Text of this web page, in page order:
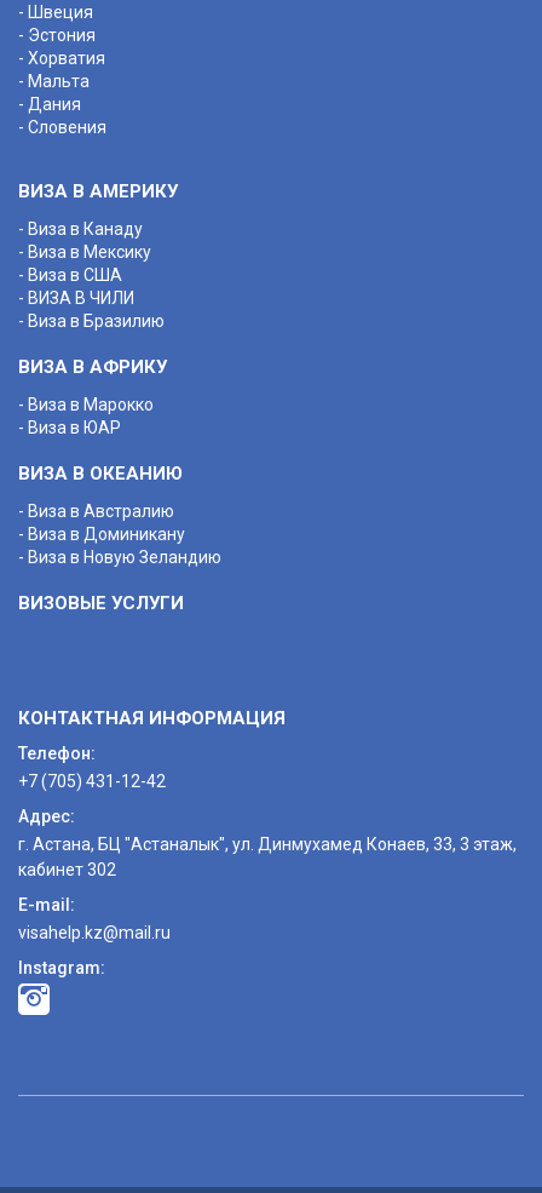
- Швеция
- Эстония
- Хорватия
- Мальта
- Дания
- Словения
ВИЗА В АМЕРИКУ
- Виза в Канаду
- Виза в Мексику
- Виза в США
- ВИЗА В ЧИЛИ
- Виза в Бразилию
ВИЗА В АФРИКУ
- Виза в Марокко
- Виза в ЮАР
ВИЗА В ОКЕАНИЮ
- Виза в Австралию
- Виза в Доминикану
- Виза в Новую Зеландию
ВИЗОВЫЕ УСЛУГИ
КОНТАКТНАЯ ИНФОРМАЦИЯ
Телефон:
+7 (705) 431-12-42
Адрес:
г. Астана, БЦ "Астаналык", ул. Динмухамед Конаев, 33, 3 этаж,
кабинет 302
E-mail:
visahelp.kz@mail.ru
Instagram: